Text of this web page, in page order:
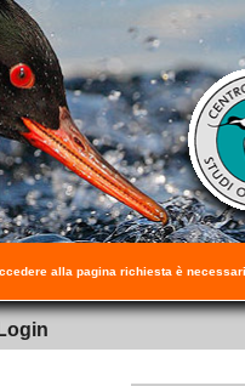
alla pagina richiesta è
Login